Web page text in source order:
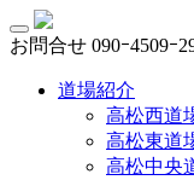
お問合せ 090ｰ4509ｰ
道場紹介
高松西道
高松東道
高松中央